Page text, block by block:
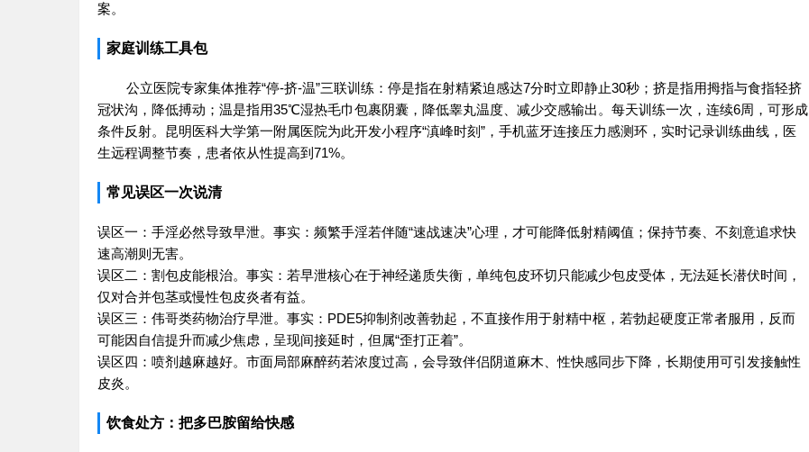
案。
家庭训练工具包
公立医院专家集体推荐“停-挤-温”三联训练：停是指在射精紧迫感达7分时立即静止30秒；挤是指用拇指与食指轻挤
冠状沟，降低搏动；温是指用35℃湿热毛巾包裹阴囊，降低睾丸温度、减少交感输出。每天训练一次，连续6周，可形成
条件反射。昆明医科大学第一附属医院为此开发小程序“滇峰时刻”，手机蓝牙连接压力感测环，实时记录训练曲线，医
生远程调整节奏，患者依从性提高到71%。
常见误区一次说清
误区一：手淫必然导致早泄。事实：频繁手淫若伴随“速战速决”心理，才可能降低射精阈值；保持节奏、不刻意追求快
速高潮则无害。
误区二：割包皮能根治。事实：若早泄核心在于神经递质失衡，单纯包皮环切只能减少包皮受体，无法延长潜伏时间，
仅对合并包茎或慢性包皮炎者有益。
误区三：伟哥类药物治疗早泄。事实：PDE5抑制剂改善勃起，不直接作用于射精中枢，若勃起硬度正常者服用，反而
可能因自信提升而减少焦虑，呈现间接延时，但属“歪打正着”。
误区四：喷剂越麻越好。市面局部麻醉药若浓度过高，会导致伴侣阴道麻木、性快感同步下降，长期使用可引发接触性
皮炎。
饮食处方：把多巴胺留给快感